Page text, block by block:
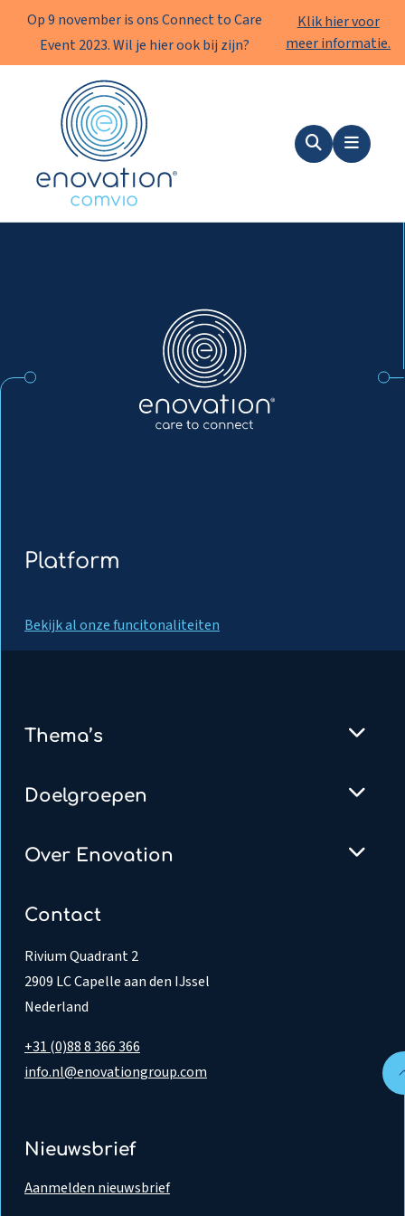
Op 9 november is ons Connect to Care
Event 2023. Wil je hier ook bij zijn?
Klik hier voor
meer informatie.
Enovation
ZoekenMenu
Platform
Bekijk al onze funcitonaliteiten
Thema’s
Doelgroepen
Over Enovation
Contact
Rivium Quadrant 2
2909 LC Capelle aan den IJssel
Nederland
+31 (0)88 8 366 366
info.nl@enovationgroup.com
Nieuwsbrief
Aanmelden nieuwsbrief